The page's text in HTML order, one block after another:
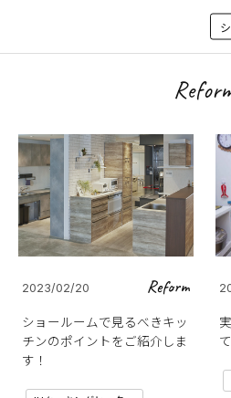
2023/02/20 Reform
ショールームで見るべきキッ
チンのポイントをご紹介しま
す！